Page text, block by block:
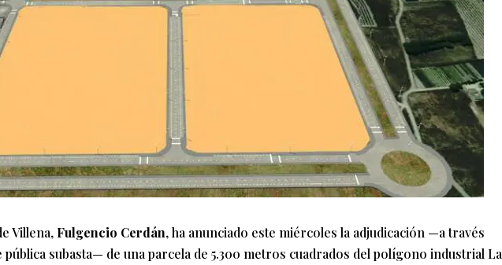
Villena, Fulgencio Cerdán, ha anunciado este miércoles la adjudicación —a través
subasta— de una parcela de 5.300 metros cuadrados del polígono industrial La